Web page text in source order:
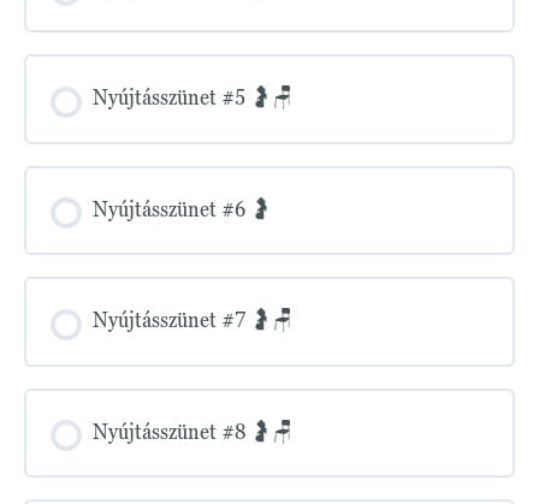
Nyújtásszünet #5 🤰🪑
Nyújtásszünet #6 🤰
Nyújtásszünet #7 🤰🪑
Nyújtásszünet #8 🤰🪑